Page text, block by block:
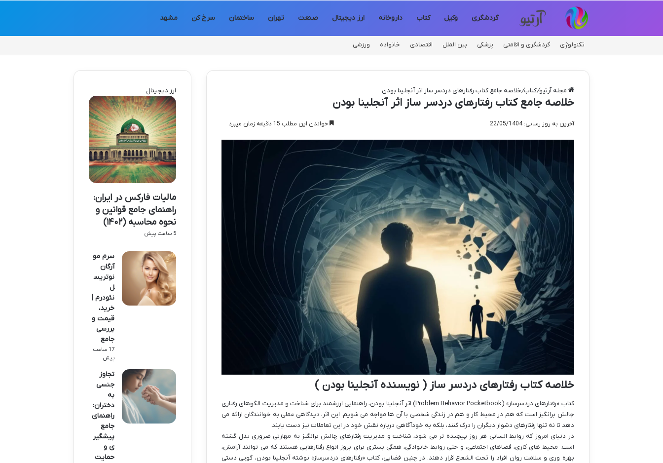
گردشگری وکیل کتاب داروخانه ارز دیجیتال صنعت تهران ساختمان سرخ کن مشهد
تکنولوژی گردشگری و اقامتی پزشکی بین الملل اقتصادی خانواده ورزشی
مجله آرتیو/کتاب/خلاصه جامع کتاب رفتارهای دردسر ساز اثر آنجلینا بودن
خلاصه جامع کتاب رفتارهای دردسر ساز اثر آنجلینا بودن
آخرین به روز رسانی: 22/05/1404 خواندن این مطلب 15 دقیقه زمان میبرد
خلاصه کتاب رفتارهای دردسر ساز ( نویسنده آنجلینا بودن )
کتاب «رفتارهای دردسرساز» (Problem Behavior Pocketbook) اثر آنجلینا بودن، راهنمایی ارزشمند برای شناخت و مدیریت الگوهای رفتاری
چالش برانگیز است که هم در محیط کار و هم در زندگی شخصی با آن ها مواجه می شویم. این اثر، دیدگاهی عملی به خوانندگان ارائه می
دهد تا نه تنها رفتارهای دشوار دیگران را درک کنند، بلکه به خودآگاهی درباره نقش خود در این تعاملات نیز دست یابند.
در دنیای امروز که روابط انسانی هر روز پیچیده تر می شود، شناخت و مدیریت رفتارهای چالش برانگیز به مهارتی ضروری بدل گشته
است. محیط های کاری، فضاهای اجتماعی، و حتی روابط خانوادگی، همگی بستری برای بروز انواع رفتارهایی هستند که می توانند آرامش،
بهره وری و سلامت روان افراد را تحت الشعاع قرار دهند. در چنین فضایی، کتاب «رفتارهای دردسرساز» نوشته آنجلینا بودن، گویی دستی
ارز دیجیتال
مالیات فارکس در ایران:
راهنمای جامع قوانین و
نحوه محاسبه (۱۴۰۲)
5 ساعت پیش
سرم مو
آرگان
نوتریس
ل
نئودرم |
خرید،
قیمت و
بررسی
جامع
17 ساعت
پیش
تجاوز
جنسی
به
دختران:
راهنمای
جامع
پیشگیر
ی و
حمایت